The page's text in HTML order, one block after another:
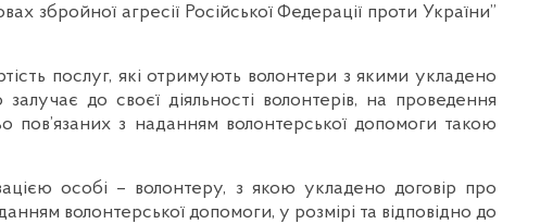
збройної агресії Російської Федерації проти України”
послуг, які отримують волонтери з якими укладено
до своєї діяльності волонтерів, на проведення
пов’язаних з наданням волонтерської допомоги такою
особі – волонтеру, з якою укладено договір про
волонтерської допомоги, у розмірі та відповідно до